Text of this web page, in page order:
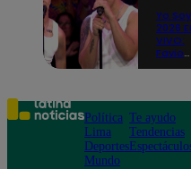
Yo Soy
2026
VIVO:
Favio
Ricky
Martin
pone a
bailar
todos
Política
Lima
Deportes
Mundo
Te ayudo
Tendencias